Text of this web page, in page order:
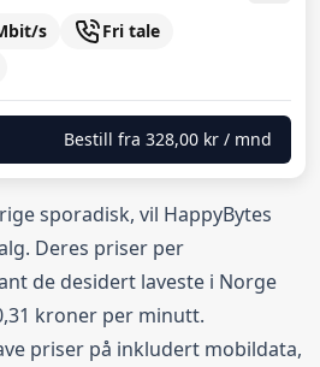
s
Fri tale
Bestill fra 328,00 kr / mnd
sporadisk, vil HappyBytes
Deres priser per
de desidert laveste i Norge
kroner per minutt.
priser på inkludert mobildata,